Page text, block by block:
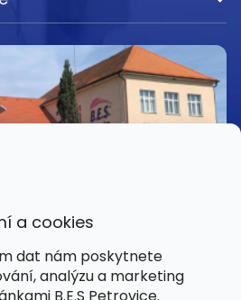
a cookies
dat nám poskytnete
analýzu a marketing